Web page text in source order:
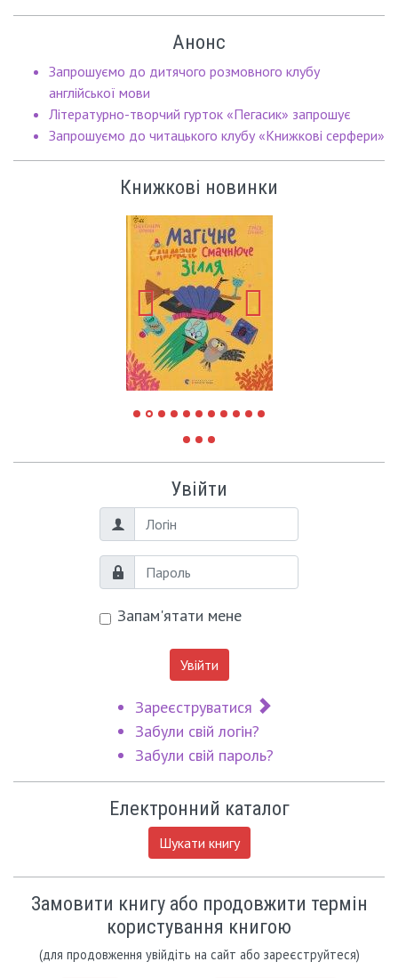
Анонс
Запрошуємо до дитячого розмовного клубу
англійської мови
Літературно-творчий гурток «Пегасик» запрошує
Запрошуємо до читацького клубу «Книжкові серфери»
Книжкові новинки
Увійти
Логін
Пароль
Запам'ятати мене
Увійти
Зареєструватися
Забули свій логін?
Забули свій пароль?
Електронний каталог
Шукати книгу
Замовити книгу або продовжити термін
користування книгою
(для продовження увійдіть на сайт або зареєструйтеся)